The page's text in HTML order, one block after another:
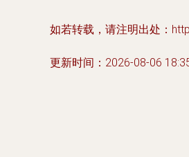
如若转载，请注明出处：
更新时间：2026-08-06